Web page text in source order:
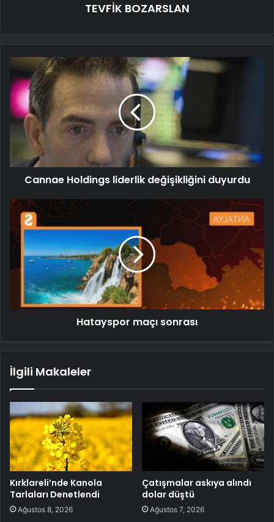
TEVFİK BOZARSLAN
Cannae Holdings liderlik değişikliğini duyurdu
Hatayspor maçı sonrası
İlgili Makaleler
Kırklareli’nde Kanola
Tarlaları Denetlendi
Ağustos 8, 2026
Çatışmalar askıya alındı
dolar düştü
Ağustos 7, 2026